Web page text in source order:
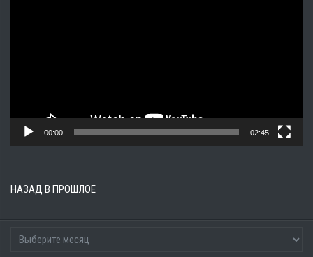
00:00 02:45
НАЗАД В ПРОШЛОЕ